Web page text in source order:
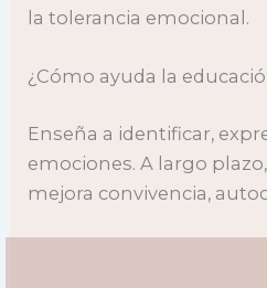
la tolerancia emocional.
¿Cómo ayuda la
Enseña a identificar,
emociones. A largo
mejora convivencia,